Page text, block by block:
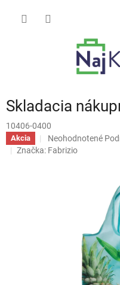
Skladacia
10406-0400
Akcia
Priemerné
hodnotenie
Neohodnotené
Značka: Fabrizio